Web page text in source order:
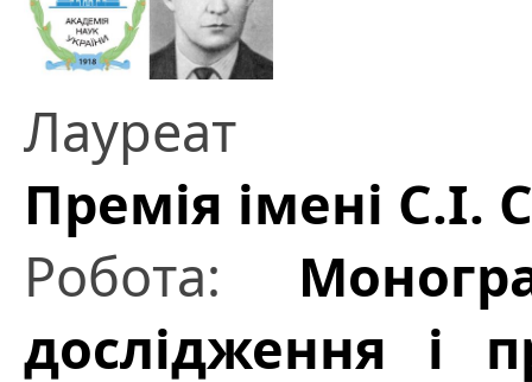
Лауреат
Премія імені С.І.
Робота:
дослідження і